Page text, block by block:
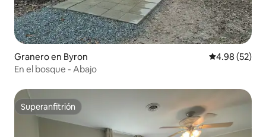
Granero en Byron Calificación
4.98 (52)
En el bosque - Abajo
Superanfitrión
Superanfitrión